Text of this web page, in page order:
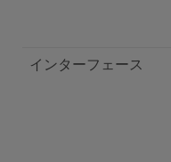
インターフェース